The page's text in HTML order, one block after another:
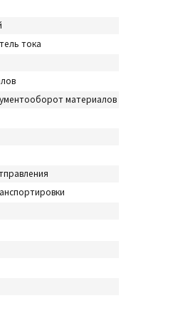
тока
материалов